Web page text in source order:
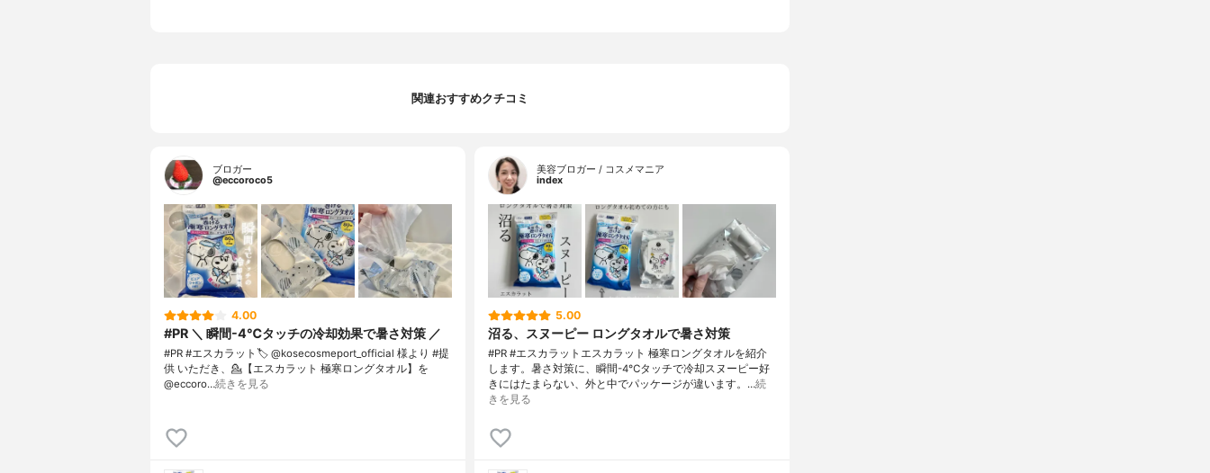
関連おすすめクチコミ
ブロガー
@eccoroco5
4.00
#PR ＼ 瞬間-4℃タッチの冷却効果で暑さ対策 ／
#PR #エスカラット⁡⁡🏷️ @kosecosmeport_official 様より #提
供 いただき、⁡💁【エスカラット 極寒ロングタオル】を
@eccoro…続きを見る
美容ブロガー / コスメマニア
index
5.00
沼る、スヌーピー ロングタオルで暑さ対策
#PR #エスカラットエスカラット 極寒ロングタオルを紹介
します。暑さ対策に、瞬間-4℃タッチで冷却スヌーピー好
きにはたまらない、外と中でパッケージが違います。…続
きを見る